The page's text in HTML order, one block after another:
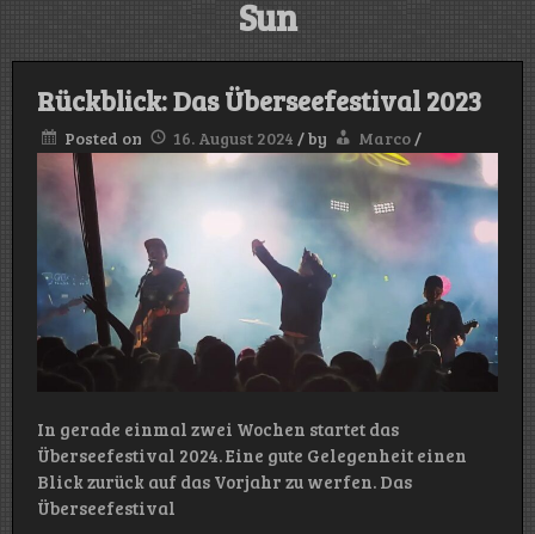
Sun
Rückblick: Das Überseefestival 2023
Posted on 16. August 2024 /by Marco/
In gerade einmal zwei Wochen startet das
Überseefestival 2024. Eine gute Gelegenheit einen
Blick zurück auf das Vorjahr zu werfen. Das
Überseefestival